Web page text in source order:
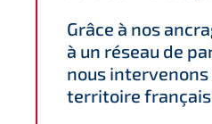
Grâce à nos
à un réseau de
nous intervenons
territoire